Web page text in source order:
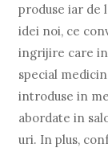
produse iar de
idei noi, ce
ingrijire care
special
introduse in
abordate in
uri. In plus,